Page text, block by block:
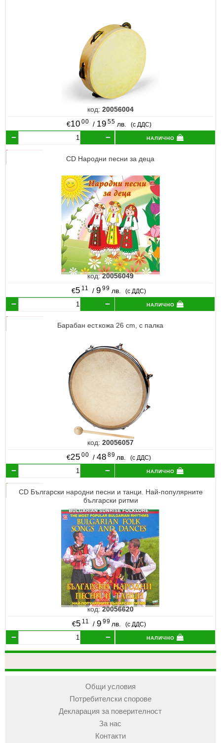
код: 20056004
€10 00 / 19 55 лв. (с ДДС)
налично
CD Народни песни за деца
код:20056049
€5 11 /9 99 лв. (с ДДС)
налично
Барабан ест.кожа 26 cm, с палка
код: 20056057
€25 00 / 48 89 лв. (с ДДС)
налично
CD Български народни песни и танци. Най-популярните
български ритми
код:20056620
€5 11 / 9 99 лв. (с ДДС)
налично
Общи условия
Потребителски спорове
Декларация за поверителност
За нас
Контакти